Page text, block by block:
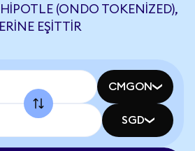
(ONDO TOKENIZED),
EŞITTIR
CMGON
SGD